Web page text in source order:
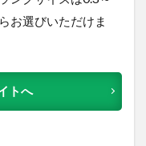
お選びいただけま
トへ